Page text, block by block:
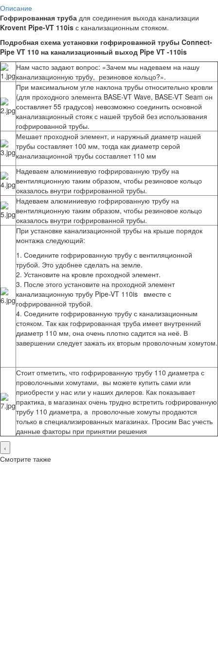
Описание
Гофрированная труба для соединения выхода канализации
Krovent Pipe-VT 110is с канализационным стояком.
Подробная схема установки гофрированной трубы Connect-
Pipe VT 110 на канализационный выход Pipe VT -110is
Нам часто задают вопрос: «Зачем мы надеваем на нашу
канализационную трубу, резиновое кольцо?».
При максимальном угле наклона трубы относительно кровли
(для проходного элемента BASE-VT Wave, BASE-VT Seam он
составляет 55 градусов) невозможно соединить основной
канализационный стояк с нашей трубой без использования
гофрированной трубы.
Мешает проходной элемент, и наружный диаметр нашей
трубы составляет 100 мм, тогда как диаметр серой
канализационной трубы составляет 110 мм
Надеваем алюминиевую гофрированную трубу на
вентиляционную таким образом, чтобы резиновое кольцо
оказалось внутри гофрированной трубы.
Надеваем алюминиевую гофрированную трубу на
вентиляционную таким образом, чтобы резиновое кольцо
оказалось внутри гофрированной трубы.
При установке канализационной трубы на крыше порядок
монтажа следующий:
1. Соедините гофрированную трубу с вентиляционной
трубой. Это удобнее сделать на земле.
2. Установите на кровле проходной элемент.
3. После этого установите на проходной элемент
канализационную трубу Pipe-VT 110is вместе с
гофрированной трубой.
4. Соедините гофрированную трубу с канализационным
стояком. Так как гофрированная труба имеет внутренний
диаметр 110 мм, она очень плотно садится на неё. В
завершении следует зажать их вторым проволочным хомутом.
Стоит отметить, что гофрированную трубу 110 диаметра с
проволочными хомутами, вы можете купить сами или
приобрести у нас или у наших дилеров. Как показывает
практика, в магазинах очень трудно встретить гофрированную
трубу 110 диаметра, а проволочные хомуты продаются
только в специализированных магазинах. Просим Вас учесть
данные факторы при принятии решения
‹
Смотрите также